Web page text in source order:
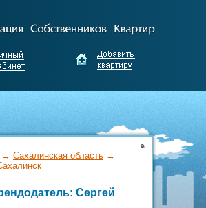
→ Сахалинская область →
Сергей